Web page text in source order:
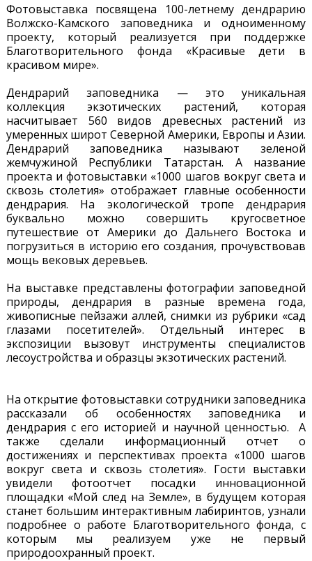
Фотовыставка посвящена 100-летнему дендрарию
Волжско-Камского заповедника и одноименному
проекту, который реализуется при поддержке
Благотворительного фонда «Красивые дети в
красивом мире».
Дендрарий заповедника — это уникальная
коллекция экзотических растений, которая
насчитывает 560 видов древесных растений из
умеренных широт Северной Америки, Европы и Азии.
Дендрарий заповедника называют зеленой
жемчужиной Республики Татарстан. А название
проекта и фотовыставки «1000 шагов вокруг света и
сквозь столетия» отображает главные особенности
дендрария. На экологической тропе дендрария
буквально можно совершить кругосветное
путешествие от Америки до Дальнего Востока и
погрузиться в историю его создания, прочувствовав
мощь вековых деревьев.
На выставке представлены фотографии заповедной
природы, дендрария в разные времена года,
живописные пейзажи аллей, снимки из рубрики «сад
глазами посетителей». Отдельный интерес в
экспозиции вызовут инструменты специалистов
лесоустройства и образцы экзотических растений.
На открытие фотовыставки сотрудники заповедника
рассказали об особенностях заповедника и
дендрария с его историей и научной ценностью. А
также сделали информационный отчет о
достижениях и перспективах проекта «1000 шагов
вокруг света и сквозь столетия». Гости выставки
увидели фотоотчет посадки инновационной
площадки «Мой след на Земле», в будущем которая
станет большим интерактивным лабиринтов, узнали
подробнее о работе Благотворительного фонда, с
которым мы реализуем уже не первый
природоохранный проект.